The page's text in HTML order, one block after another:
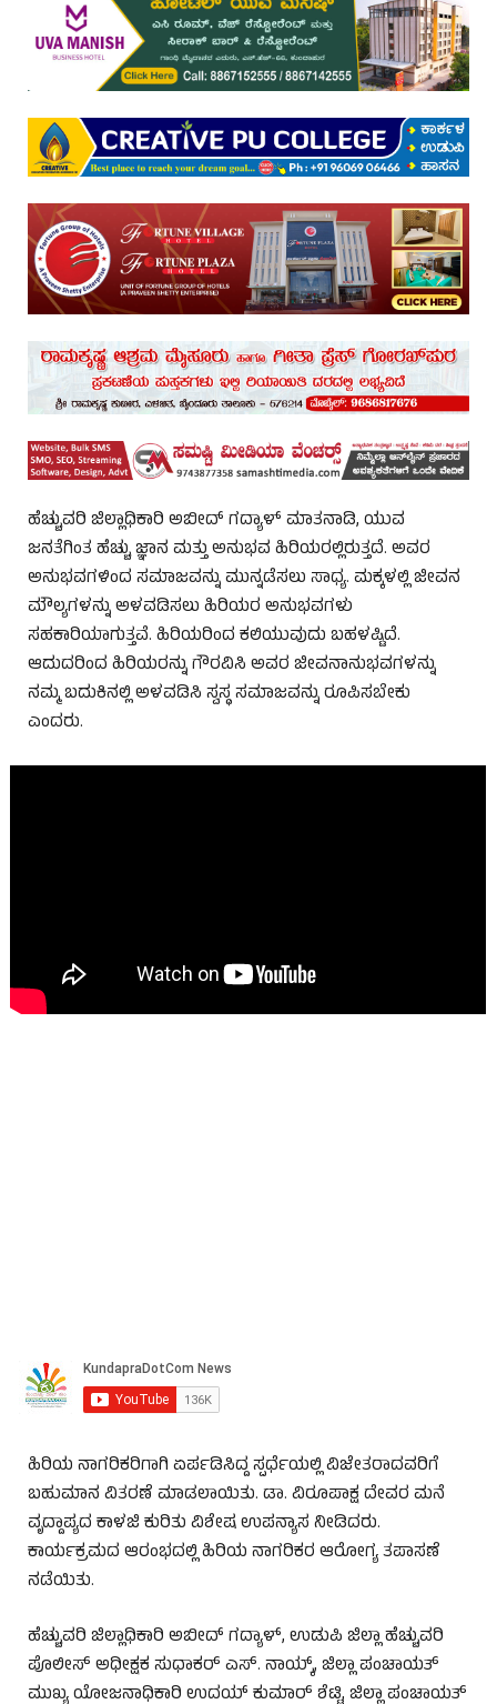
ಹೆಚ್ಚುವರಿ ಜಿಲ್ಲಾಧಿಕಾರಿ ಅಬೀದ್ ಗದ್ಯಾಳ್ ಮಾತನಾಡಿ, ಯುವ
ಜನತೆಗಿಂತ ಹೆಚ್ಚು ಜ್ಞಾನ ಮತ್ತು ಅನುಭವ ಹಿರಿಯರಲ್ಲಿರುತ್ತದೆ. ಅವರ
ಅನುಭವಗಳಿಂದ ಸಮಾಜವನ್ನು ಮುನ್ನಡೆಸಲು ಸಾಧ್ಯ. ಮಕ್ಕಳಲ್ಲಿ ಜೀವನ
ಮೌಲ್ಯಗಳನ್ನು ಅಳವಡಿಸಲು ಹಿರಿಯರ ಅನುಭವಗಳು
ಸಹಕಾರಿಯಾಗುತ್ತವೆ. ಹಿರಿಯರಿಂದ ಕಲಿಯುವುದು ಬಹಳಷ್ಟಿದೆ.
ಆದುದರಿಂದ ಹಿರಿಯರನ್ನು ಗೌರವಿಸಿ ಅವರ ಜೀವನಾನುಭವಗಳನ್ನು
ನಮ್ಮ ಬದುಕಿನಲ್ಲಿ ಅಳವಡಿಸಿ ಸ್ವಸ್ಥ ಸಮಾಜವನ್ನು ರೂಪಿಸಬೇಕು
ಎಂದರು.
ಹಿರಿಯ ನಾಗರಿಕರಿಗಾಗಿ ಏರ್ಪಡಿಸಿದ್ದ ಸ್ಪರ್ಧೆಯಲ್ಲಿ ವಿಜೇತರಾದವರಿಗೆ
ಬಹುಮಾನ ವಿತರಣೆ ಮಾಡಲಾಯಿತು. ಡಾ. ವಿರೂಪಾಕ್ಷ ದೇವರ ಮನೆ
ವೃದ್ದಾಪ್ಯದ ಕಾಳಜಿ ಕುರಿತು ವಿಶೇಷ ಉಪನ್ಯಾಸ ನೀಡಿದರು.
ಕಾರ್ಯಕ್ರಮದ ಆರಂಭದಲ್ಲಿ ಹಿರಿಯ ನಾಗರಿಕರ ಆರೋಗ್ಯ ತಪಾಸಣೆ
ನಡೆಯಿತು.
ಹೆಚ್ಚುವರಿ ಜಿಲ್ಲಾಧಿಕಾರಿ ಅಬೀದ್ ಗದ್ಯಾಳ್, ಉಡುಪಿ ಜಿಲ್ಲಾ ಹೆಚ್ಚುವರಿ
ಪೊಲೀಸ್ ಅಧೀಕ್ಷಕ ಸುಧಾಕರ್ ಎಸ್. ನಾಯ್ಕ್, ಜಿಲ್ಲಾ ಪಂಚಾಯತ್
ಮುಖ್ಯ ಯೋಜನಾಧಿಕಾರಿ ಉದಯ್ ಕುಮಾರ್ ಶೆಟ್ಟಿ, ಜಿಲ್ಲಾ ಪಂಚಾಯತ್